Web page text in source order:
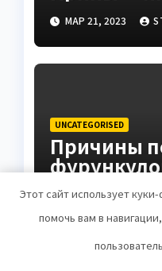
факты,
путь к
МАР 21, 2023
UNCATEGORISED
Причины
мужчин
МАР 20, 2023
Этот сайт использует
помочь вам в